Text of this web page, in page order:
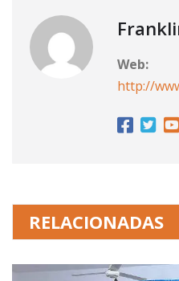
Web:
http://
RELACIONADAS